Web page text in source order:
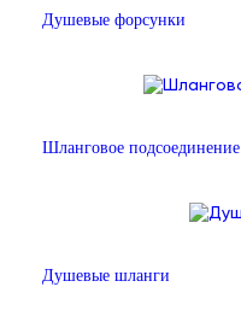
Душевые форсунки
Шланговое подсоединение
Душевые шланги